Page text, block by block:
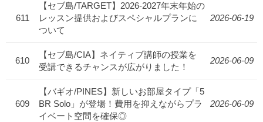
611
【セブ島/TARGET】2026-2027年末年始の
レッスン提供およびスペシャルプランに
ついて
2026-06-19
610
【セブ島/CIA】ネイティブ講師の授業を
受講できるチャンスが広がりました！
2026-06-09
609
【バギオ/PINES】新しいお部屋タイプ「5
BR Solo」が登場！費用を抑えながらプラ
イベート空間を確保◎
2026-06-09